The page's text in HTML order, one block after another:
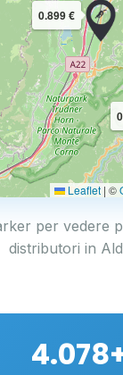
0.899 €
Leaflet | ©
per vedere
distributori in